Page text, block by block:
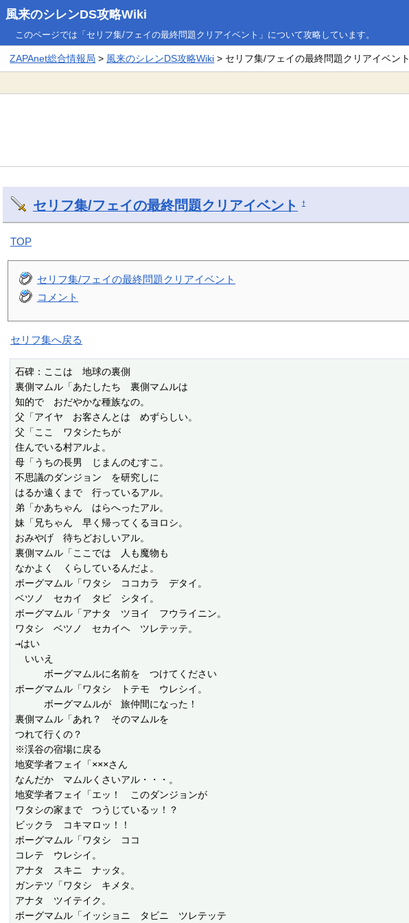
風来のシレンDS攻略Wiki
このページでは「セリフ集/フェイの最終問題クリアイベント」について攻略しています。
ZAPAnet総合情報局 > 風来のシレンDS攻略Wiki > セリフ集/フェイの最終問題クリアイベント
セリフ集/フェイの最終問題クリアイベント †
TOP
セリフ集/フェイの最終問題クリアイベント
コメント
セリフ集へ戻る
石碑：ここは　地球の裏側
裏側マムル「あたしたち　裏側マムルは
知的で　おだやかな種族なの。
父「アイヤ　お客さんとは　めずらしい。
父「ここ　ワタシたちが
住んでいる村アルよ。
母「うちの長男　じまんのむすこ。
不思議のダンジョン　を研究しに
はるか遠くまで　行っているアル。
弟「かあちゃん　はらへったアル。
妹「兄ちゃん　早く帰ってくるヨロシ。
おみやげ　待ちどおしいアル。
裏側マムル「ここでは　人も魔物も
なかよく　くらしているんだよ。
ボーグマムル「ワタシ　ココカラ　デタイ。
ベツノ　セカイ　タビ　シタイ。
ボーグマムル「アナタ　ツヨイ　フウライニン。
ワタシ　ベツノ　セカイヘ　ツレテッテ。
→はい
いいえ
ボーグマムルに名前を　つけてください
ボーグマムル「ワタシ　トテモ　ウレシイ。
ボーグマムルが　旅仲間になった！
裏側マムル「あれ？　そのマムルを
つれて行くの？
※渓谷の宿場に戻る
地変学者フェイ「×××さん
なんだか　マムルくさいアル・・・。
地変学者フェイ「エッ！　このダンジョンが
ワタシの家まで　つうじているッ！？
ビックラ　コキマロッ！！
ボーグマムル「ワタシ　ココ
コレテ　ウレシイ。
アナタ　スキニ　ナッタ。
ガンテツ「ワタシ　キメタ。
アナタ　ツイテイク。
ボーグマムル「イッショニ　タビニ　ツレテッテ